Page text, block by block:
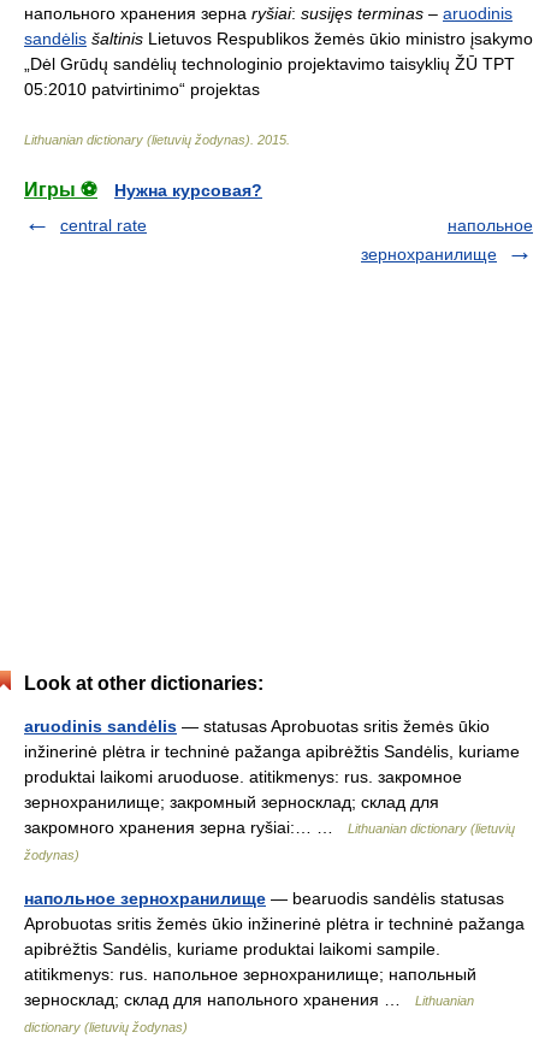
напольного хранения зерна ryšiai: susijęs terminas – aruodinis
sandėlis šaltinis Lietuvos Respublikos žemės ūkio ministro įsakymo
„Dėl Grūdų sandėlių technologinio projektavimo taisyklių ŽŪ TPT
05:2010 patvirtinimo“ projektas
Lithuanian dictionary (lietuvių žodynas) 2015
Игры ⚽
Нужна курсовая?
central rate
напольное
зернохранилище
Look at other dictionaries:
aruodinis sandėlis — statusas Aprobuotas sritis žemės ūkio
inžinerinė plėtra ir techninė pažanga apibrėžtis Sandėlis, kuriame
produktai laikomi aruoduose. atitikmenys: rus. закромное
зернохранилище; закромный зерносклад; склад для
закромного хранения зерна ryšiai:… …
Lithuanian dictionary (lietuvių
žodynas)
напольное зернохранилище — bearuodis sandėlis statusas
Aprobuotas sritis žemės ūkio inžinerinė plėtra ir techninė pažanga
apibrėžtis Sandėlis, kuriame produktai laikomi sampile.
atitikmenys: rus. напольное зернохранилище; напольный
зерносклад; склад для напольного хранения …
Lithuanian
dictionary (lietuvių žodynas)